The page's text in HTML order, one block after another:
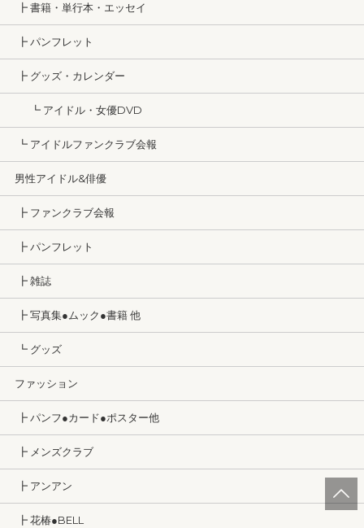
┣ 書籍・単行本・エッセイ
┣ パンフレット
┣ グッズ・カレンダー
┗ アイドル・女優DVD
┗ アイドルファンクラブ会報
男性アイドル&俳優
┣ ファンクラブ会報
┣ パンフレット
┣ 雑誌
┣ 写真集●ムック●書籍 他
┗ グッズ
ファッション
┣ パンフ●カード●ポスター他
┣ メンズクラブ
┣ アンアン
┣ 花椿●BELL